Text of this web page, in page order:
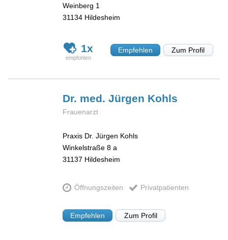
Weinberg 1
31134 Hildesheim
1x Empfehlen Zum Profil
Dr. med. Jürgen Kohls
Frauenarzt
Praxis Dr. Jürgen Kohls
Winkelstraße 8 a
31137 Hildesheim
Öffnungszeiten Privatpatienten
Empfehlen Zum Profil